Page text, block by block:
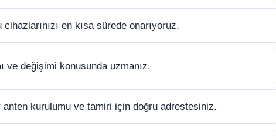
cihazlarınızı en kısa sürede onarıyoruz.
ve değişimi konusunda uzmanız.
anten kurulumu ve tamiri için doğru adrestesiniz.